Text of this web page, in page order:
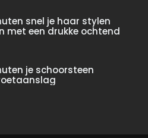
snel je haar stylen
met een drukke ochtend
je schoorsteen